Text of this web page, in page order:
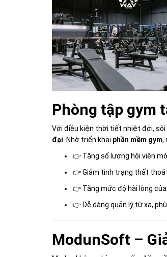
Phòng tập gym
Với điều kiện thời tiết nhiệt đới,
đại. Nhờ triển khai phần mềm gym,
👉 Tăng số lượng hội viên
👉 Giảm tình trạng thất
👉 Tăng mức độ hài lòng
👉 Dễ dàng quản lý từ xa,
ModunSoft –